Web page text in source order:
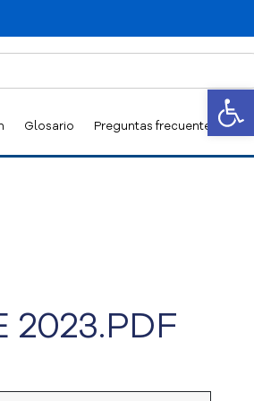
Glosario Preguntas frecuentes
2023.PDF